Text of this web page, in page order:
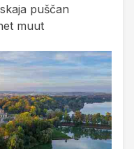
puščan
muut